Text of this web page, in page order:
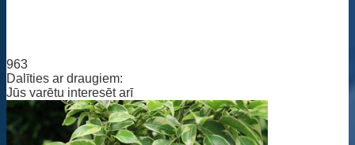
963
Dalīties ar draugiem:
Jūs varētu interesēt arī